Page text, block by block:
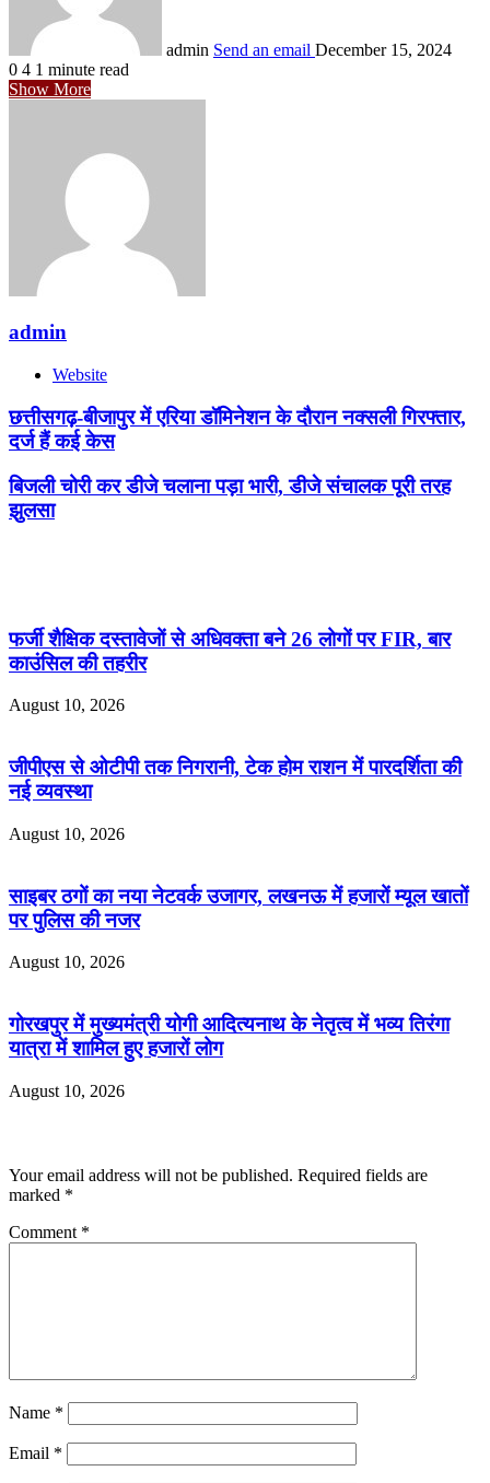
admin Send an email December 15, 2024
0 4 1 minute read
Show More
admin
Website
छत्तीसगढ़-बीजापुर में एरिया डॉमिनेशन के दौरान नक्सली गिरफ्तार,
दर्ज हैं कई केस
बिजली चोरी कर डीजे चलाना पड़ा भारी, डीजे संचालक पूरी तरह
झुलसा
फर्जी शैक्षिक दस्तावेजों से अधिवक्ता बने 26 लोगों पर FIR, बार
काउंसिल की तहरीर
August 10, 2026
जीपीएस से ओटीपी तक निगरानी, टेक होम राशन में पारदर्शिता की
नई व्यवस्था
August 10, 2026
साइबर ठगों का नया नेटवर्क उजागर, लखनऊ में हजारों म्यूल खातों
पर पुलिस की नजर
August 10, 2026
गोरखपुर में मुख्यमंत्री योगी आदित्यनाथ के नेतृत्व में भव्य तिरंगा
यात्रा में शामिल हुए हजारों लोग
August 10, 2026
Your email address will not be published. Required fields are
marked *
Comment *
Name *
Email *